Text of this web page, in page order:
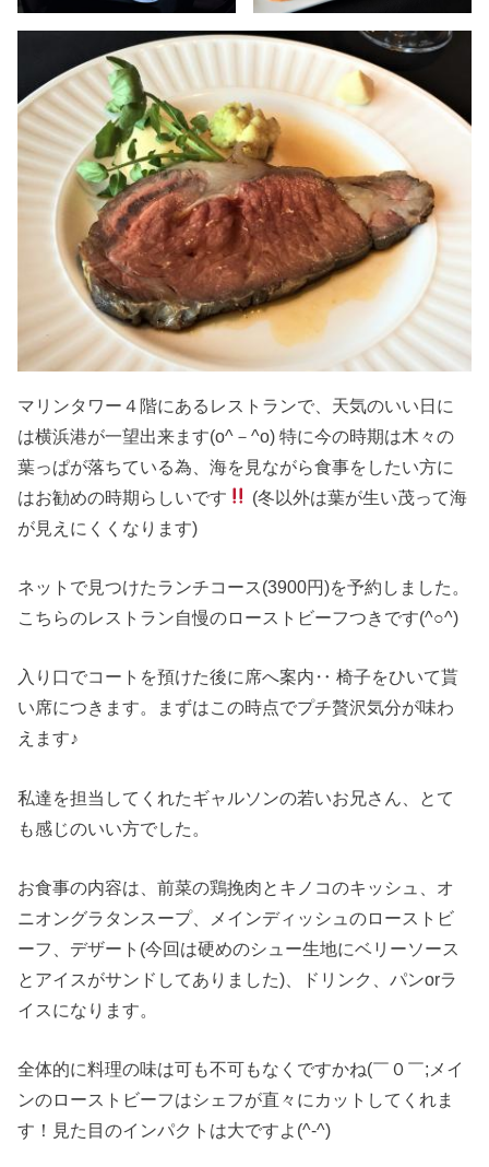
マリンタワー４階にあるレストランで、天気のいい日に
は横浜港が一望出来ます(o^－^o) 特に今の時期は木々の
葉っぱが落ちている為、海を見ながら食事をしたい方に
はお勧めの時期らしいです
(冬以外は葉が生い茂って海
が見えにくくなります)
ネットで見つけたランチコース(3900円)を予約しました。
こちらのレストラン自慢のローストビーフつきです(^○^)
入り口でコートを預けた後に席へ案内‥ 椅子をひいて貰
い席につきます。まずはこの時点でプチ贅沢気分が味わ
えます♪
私達を担当してくれたギャルソンの若いお兄さん、とて
も感じのいい方でした。
お食事の内容は、前菜の鶏挽肉とキノコのキッシュ、オ
ニオングラタンスープ、メインディッシュのローストビ
ーフ、デザート(今回は硬めのシュー生地にベリーソース
とアイスがサンドしてありました)、ドリンク、パンorラ
イスになります。
全体的に料理の味は可も不可もなくですかね(￣０￣;メイ
ンのローストビーフはシェフが直々にカットしてくれま
す！見た目のインパクトは大ですよ(^-^)